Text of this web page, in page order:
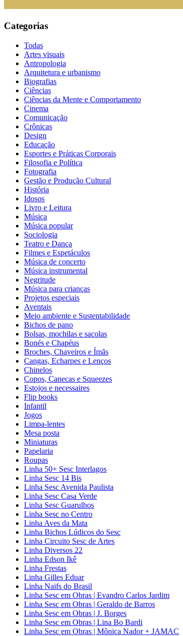
Categorias
Todas
Artes visuais
Antropologia
Arquitetura e urbanismo
Biografias
Ciências
Ciências da Mente e Comportamento
Cinema
Comunicação
Crônicas
Design
Educação
Esportes e Práticas Corporais
Filosofia e Política
Fotografia
Gestão e Produção Cultural
História
Idosos
Livro e Leitura
Música
Música popular
Sociologia
Teatro e Dança
Filmes e Espetáculos
Música de concerto
Música instrumental
Negritude
Música para crianças
Projetos especiais
Aventais
Meio ambiente e Sustentabilidade
Bichos de pano
Bolsas, mochilas e sacolas
Bonés e Chapéus
Broches, Chaveiros e Ímãs
Cangas, Echarpes e Lenços
Chinelos
Copos, Canecas e Squeezes
Estojos e necessaires
Flip books
Infantil
Jogos
Limpa-lentes
Mesa posta
Miniaturas
Papelaria
Roupas
Linha 50+ Sesc Interlagos
Linha Sesc 14 Bis
Linha Sesc Avenida Paulista
Linha Sesc Casa Verde
Linha Sesc Guarulhos
Linha Sesc no Centro
Linha Aves da Mata
Linha Bichos Lúdicos do Sesc
Linha Circuito Sesc de Artes
Linha Diversos 22
Linha Edson Ikê
Linha Frestas
Linha Gilles Eduar
Linha Naifs do Brasil
Linha Sesc em Obras | Evandro Carlos Jardim
Linha Sesc em Obras | Geraldo de Barros
Linha Sesc em Obras | J. Borges
Linha Sesc em Obras | Lina Bo Bardi
Linha Sesc em Obras | Mônica Nador + JAMAC